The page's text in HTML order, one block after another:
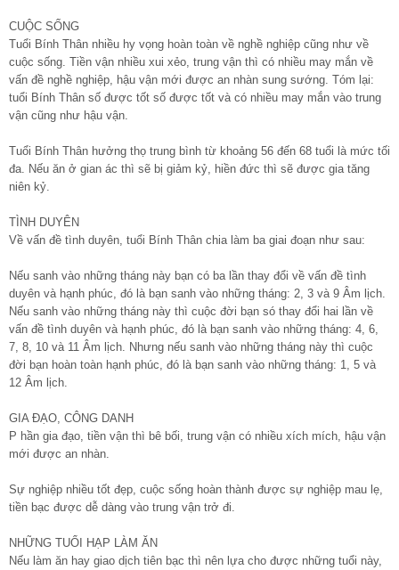
CUỘC SỐNG
Tuổi Bính Thân nhiều hy vọng hoàn toàn về nghề nghiệp cũng như về
cuộc sống. Tiền vận nhiều xui xẻo, trung vận thì có nhiều may mắn về
vấn đề nghề nghiệp, hậu vận mới được an nhàn sung sướng. Tóm lại:
tuổi Bính Thân số được tốt số được tốt và có nhiều may mắn vào trung
vận cũng như hậu vận.
Tuổi Bính Thân hưởng thọ trung bình từ khoảng 56 đến 68 tuổi là mức tối
đa. Nếu ăn ở gian ác thì sẽ bị giảm kỷ, hiền đức thì sẽ được gia tăng
niên kỷ.
TÌNH DUYÊN
Về vấn đề tình duyên, tuổi Bính Thân chia làm ba giai đoạn như sau:
Nếu sanh vào những tháng này bạn có ba lần thay đổi về vấn đề tình
duyên và hạnh phúc, đó là bạn sanh vào những tháng: 2, 3 và 9 Âm lịch.
Nếu sanh vào những tháng này thì cuộc đời bạn só thay đổi hai lần về
vấn đề tình duyên và hạnh phúc, đó là bạn sanh vào những tháng: 4, 6,
7, 8, 10 và 11 Âm lịch. Nhưng nếu sanh vào những tháng này thì cuộc
đời bạn hoàn toàn hạnh phúc, đó là bạn sanh vào những tháng: 1, 5 và
12 Âm lịch.
GIA ĐẠO, CÔNG DANH
P hần gia đạo, tiền vận thì bê bối, trung vận có nhiều xích mích, hậu vận
mới được an nhàn.
Sự nghiệp nhiều tốt đẹp, cuộc sống hoàn thành được sự nghiệp mau lẹ,
tiền bạc được dễ dàng vào trung vận trở đi.
NHỮNG TUỔI HẠP LÀM ĂN
Nếu làm ăn hay giao dịch tiên bạc thì nên lựa cho được những tuổi này,